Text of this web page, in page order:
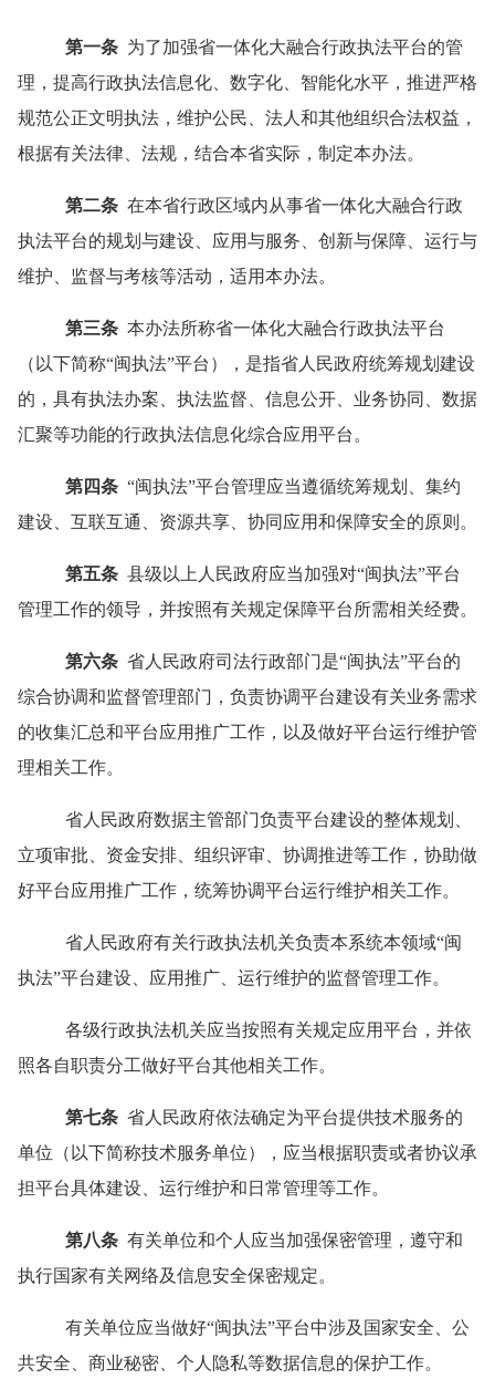
第一条 为了加强省一体化大融合行政执法平台的管
理，提高行政执法信息化、数字化、智能化水平，推进严格
规范公正文明执法，维护公民、法人和其他组织合法权益，
根据有关法律、法规，结合本省实际，制定本办法。
第二条 在本省行政区域内从事省一体化大融合行政
执法平台的规划与建设、应用与服务、创新与保障、运行与
维护、监督与考核等活动，适用本办法。
第三条 本办法所称省一体化大融合行政执法平台
（以下简称“闽执法”平台），是指省人民政府统筹规划建设
的，具有执法办案、执法监督、信息公开、业务协同、数据
汇聚等功能的行政执法信息化综合应用平台。
第四条“闽执法”平台管理应当遵循统筹规划、集约
建设、互联互通、资源共享、协同应用和保障安全的原则。
第五条 县级以上人民政府应当加强对“闽执法”平台
管理工作的领导，并按照有关规定保障平台所需相关经费。
第六条 省人民政府司法行政部门是“闽执法”平台的
综合协调和监督管理部门，负责协调平台建设有关业务需求
的收集汇总和平台应用推广工作，以及做好平台运行维护管
理相关工作。
省人民政府数据主管部门负责平台建设的整体规划、
立项审批、资金安排、组织评审、协调推进等工作，协助做
好平台应用推广工作，统筹协调平台运行维护相关工作。
省人民政府有关行政执法机关负责本系统本领域“闽
执法”平台建设、应用推广、运行维护的监督管理工作。
各级行政执法机关应当按照有关规定应用平台，并依
照各自职责分工做好平台其他相关工作。
第七条 省人民政府依法确定为平台提供技术服务的
单位（以下简称技术服务单位），应当根据职责或者协议承
担平台具体建设、运行维护和日常管理等工作。
第八条 有关单位和个人应当加强保密管理，遵守和
执行国家有关网络及信息安全保密规定。
有关单位应当做好“闽执法”平台中涉及国家安全、公
共安全、商业秘密、个人隐私等数据信息的保护工作。